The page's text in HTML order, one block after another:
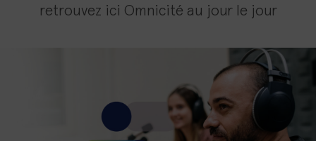
retrouvez ici Omnicité au jour le jour